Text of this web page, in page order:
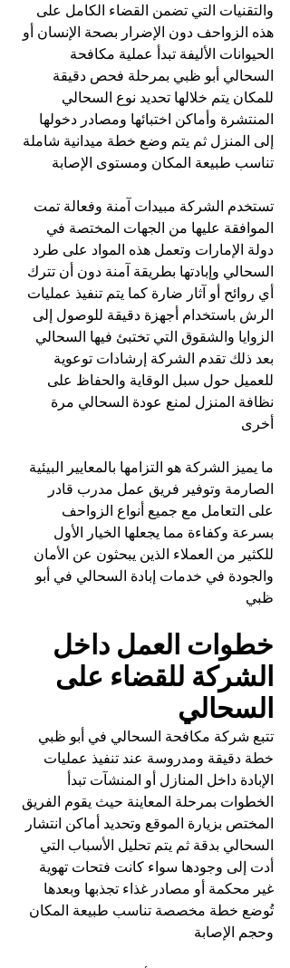
والتقنيات التي تضمن القضاء الكامل على
هذه الزواحف دون الإضرار بصحة الإنسان أو
الحيوانات الأليفة تبدأ عملية مكافحة
السحالي أبو ظبي بمرحلة فحص دقيقة
للمكان يتم خلالها تحديد نوع السحالي
المنتشرة وأماكن اختبائها ومصادر دخولها
إلى المنزل ثم يتم وضع خطة ميدانية شاملة
تناسب طبيعة المكان ومستوى الإصابة
تستخدم الشركة مبيدات آمنة وفعالة تمت
الموافقة عليها من الجهات المختصة في
دولة الإمارات وتعمل هذه المواد على طرد
السحالي وإبادتها بطريقة آمنة دون أن تترك
أي روائح أو آثار ضارة كما يتم تنفيذ عمليات
الرش باستخدام أجهزة دقيقة للوصول إلى
الزوايا والشقوق التي تختبئ فيها السحالي
بعد ذلك تقدم الشركة إرشادات توعوية
للعميل حول سبل الوقاية والحفاظ على
نظافة المنزل لمنع عودة السحالي مرة
أخرى
ما يميز الشركة هو التزامها بالمعايير البيئية
الصارمة وتوفير فريق عمل مدرب قادر
على التعامل مع جميع أنواع الزواحف
بسرعة وكفاءة مما يجعلها الخيار الأول
للكثير من العملاء الذين يبحثون عن الأمان
والجودة في خدمات إبادة السحالي في أبو
ظبي
خطوات العمل داخل
الشركة للقضاء على
السحالي
تتبع شركة مكافحة السحالي في أبو ظبي
خطة دقيقة ومدروسة عند تنفيذ عمليات
الإبادة داخل المنازل أو المنشآت تبدأ
الخطوات بمرحلة المعاينة حيث يقوم الفريق
المختص بزيارة الموقع وتحديد أماكن انتشار
السحالي بدقة ثم يتم تحليل الأسباب التي
أدت إلى وجودها سواء كانت فتحات تهوية
غير محكمة أو مصادر غذاء تجذبها وبعدها
تُوضع خطة مخصصة تناسب طبيعة المكان
وحجم الإصابة